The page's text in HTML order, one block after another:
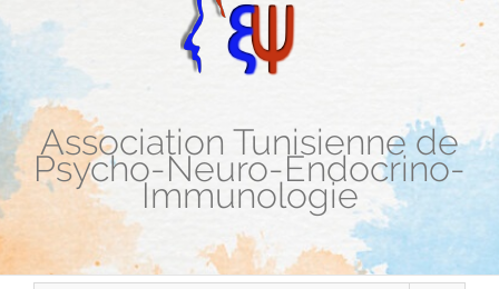
Association Tunisienne de
Psycho-Neuro-Endocrino-
Immunologie